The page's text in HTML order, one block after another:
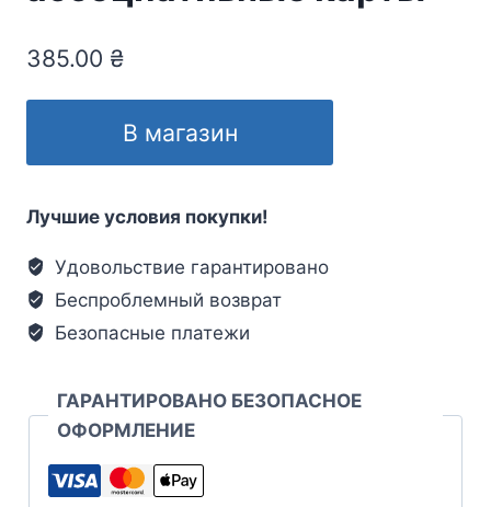
385.00 ₴
В магазин
Лучшие условия покупки!
Удовольствие гарантировано
Беспроблемный возврат
Безопасные платежи
ГАРАНТИРОВАНО БЕЗОПАСНОЕ
ОФОРМЛЕНИЕ